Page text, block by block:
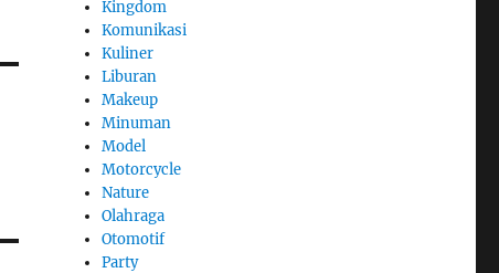
Kingdom
Komunikasi
Kuliner
Liburan
Makeup
Minuman
Model
Motorcycle
Nature
Olahraga
Otomotif
Party